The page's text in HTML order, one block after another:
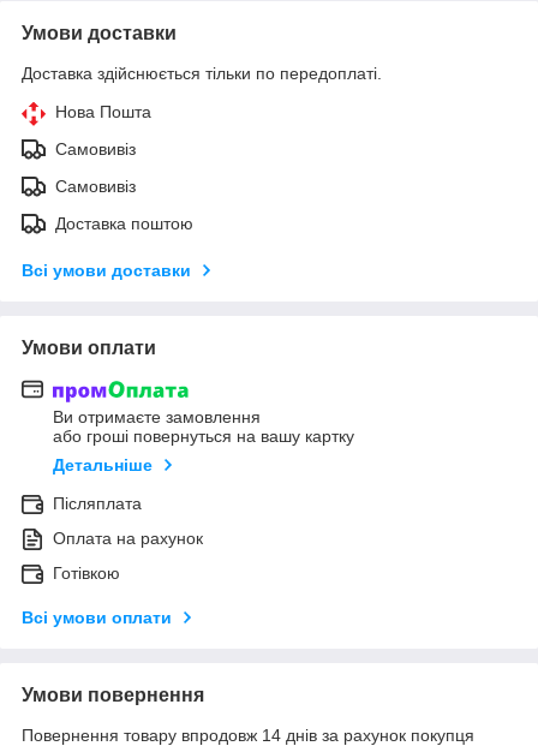
Умови доставки
Доставка здійснюється тільки по передоплаті.
Нова Пошта
Самовивіз
Самовивіз
Доставка поштою
Всі умови доставки
Умови оплати
Ви отримаєте замовлення
або гроші повернуться на вашу картку
Детальніше
Післяплата
Оплата на рахунок
Готівкою
Всі умови оплати
Умови повернення
Повернення товару впродовж 14 днів за рахунок покупця